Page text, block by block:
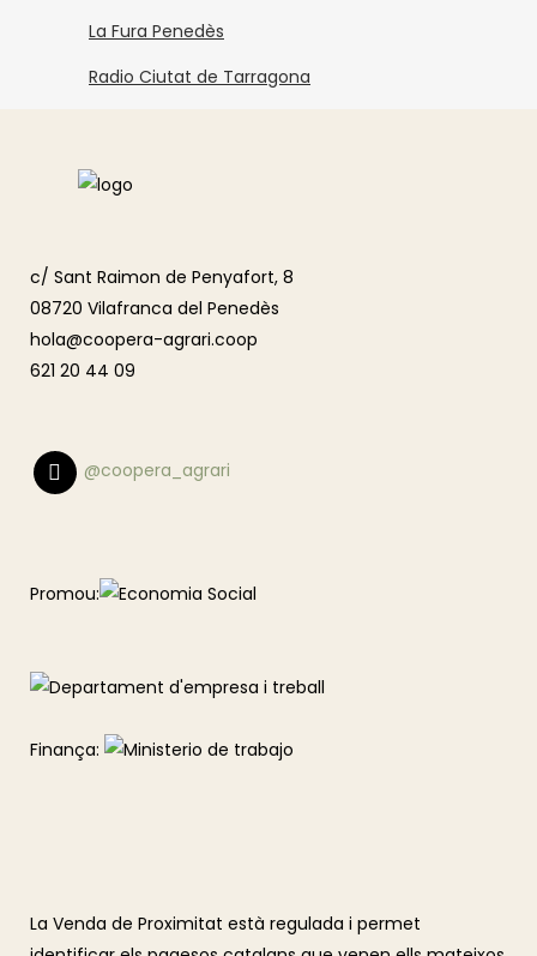
La Fura Penedès
Radio Ciutat de Tarragona
c/ Sant Raimon de Penyafort, 8
08720 Vilafranca del Penedès
hola@coopera-agrari.coop
621 20 44 09
@coopera_agrari
Promou:
Finança:
La Venda de Proximitat està regulada i permet